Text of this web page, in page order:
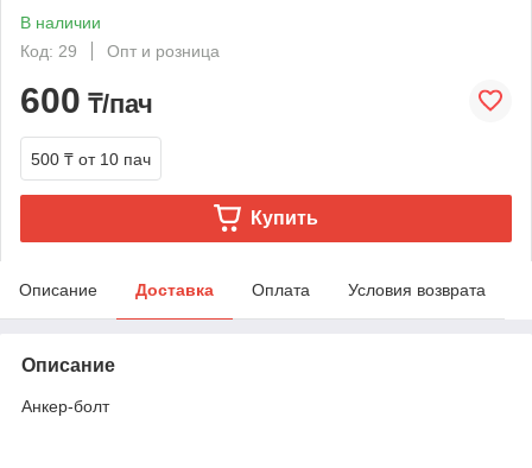
В наличии
Код: 29
Опт и розница
600 ₸/пач
500 ₸ от 10 пач
Купить
Описание Доставка Оплата Условия возврата
Описание
Анкер-болт